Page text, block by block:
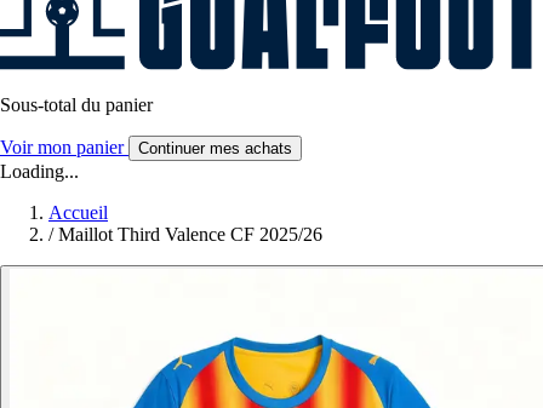
Sous-total du panier
Voir mon panier Continuer mes achats
Loading...
Accueil
/ Maillot Third Valence CF 2025/26